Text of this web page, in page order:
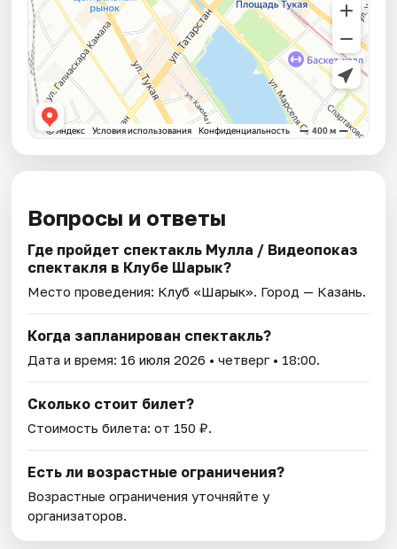
Вопросы и ответы
Где пройдет спектакль Мулла / Видеопоказ
спектакля в Клубе Шарык?
Место проведения: Клуб «Шарык». Город — Казань.
Когда запланирован спектакль?
Дата и время: 16 июля 2026 • четверг • 18:00.
Сколько стоит билет?
Стоимость билета: от 150 ₽.
Есть ли возрастные ограничения?
Возрастные ограничения уточняйте у
организаторов.